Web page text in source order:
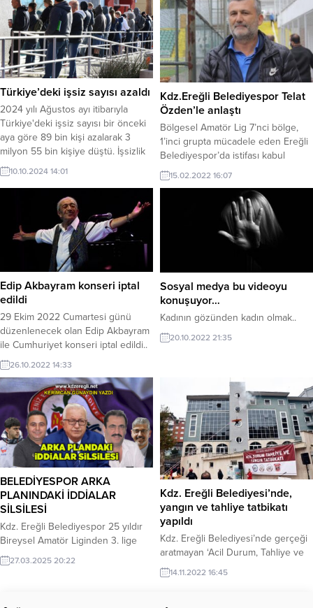
Türkiye’deki işsiz sayısı azaldı
2024 yılı Ağustos ayı itibarıyla
Türkiye'deki işsiz sayısı bir önceki
aya göre 89 bin kişi azalarak 3
milyon 55 bin kişiye düştü. İşsizlik
oranı ise 0,3 puan azalarak yüzde
8,5 seviyesine geriledi. Kadınlarda
nüfusta ise yüzde 16,5 olarak
10.10.2024 14:01
Kdz.Ereğli Belediyespor Telat
Özden’le anlaştı
Bölgesel Amatör Lig 7’nci bölge,
1’inci grupta mücadele eden Ereğli
Belediyespor’da istifası kabul
edilen teknik direktör Erhan Koç’un
yerine Telat Özden’le anlaşmaya
15.02.2022 16:07
Edip Akbayram konseri iptal
edildi
29 Ekim 2022 Cumartesi günü
düzenlenecek olan Edip Akbayram
ile Cumhuriyet konseri iptal edildi..
26.10.2022 14:33
Sosyal medya bu videoyu
konuşuyor…
Kadının gözünden kadın olmak..
20.10.2022 21:35
BELEDİYESPOR ARKA
PLANINDAKİ İDDİALAR
SİLSİLESİ
Kdz. Ereğli Belediyespor 25 yıldır
Bireysel Amatör Liginden 3. lige
çıkmak için mücadelesini
sürdürüyor. Bu mücadele ve hasret
27.03.2025 20:22
Kdz. Ereğli Belediyesi’nde,
yangın ve tahliye tatbikatı
yapıldı
Kdz. Ereğli Belediyesi’nde gerçeği
aratmayan ‘Acil Durum, Tahliye ve
Yangın Tatbikatı’ yapıldı. Belediye
Başkanı Halil Posbıyık, 80 kişilik
14.11.2022 16:45